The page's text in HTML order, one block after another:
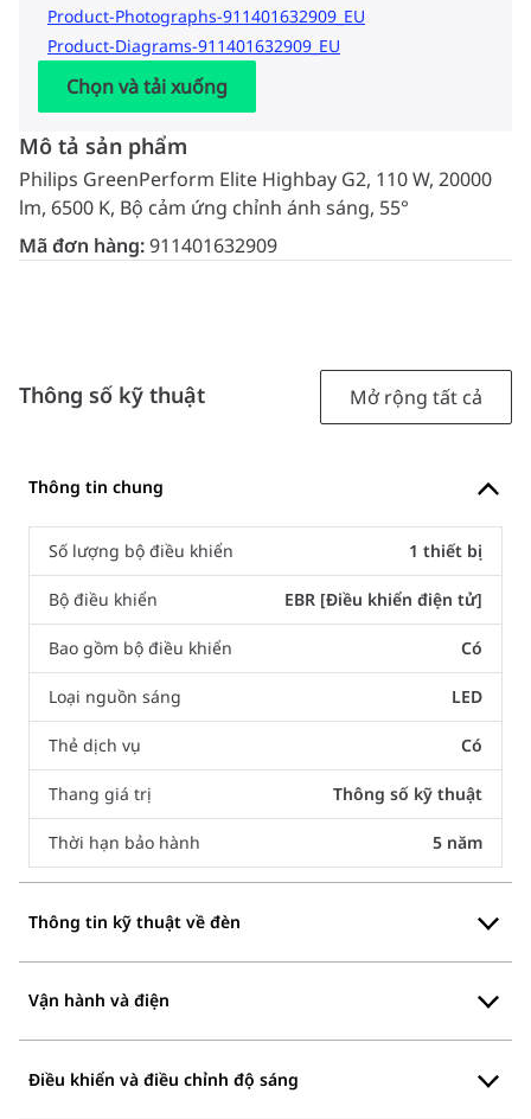
Product-Photographs-911401632909_EU
Product-Diagrams-911401632909_EU
Chọn và tải xuống
Mô tả sản phẩm
Philips GreenPerform Elite Highbay G2, 110 W, 20000
lm, 6500 K, Bộ cảm ứng chỉnh ánh sáng, 55°
Mã đơn hàng:911401632909
Thông số kỹ thuật Mở rộng tất cả
Thông tin chung
Số lượng bộ điều khiển 1 thiết bị
Bộ điều khiển EBR [Điều khiển điện tử]
Bao gồm bộ điều khiển Có
Loại nguồn sáng LED
Thẻ dịch vụ Có
Thang giá trị Thông số kỹ thuật
Thời hạn bảo hành 5 năm
Thông tin kỹ thuật về đèn
Vận hành và điện
Điều khiển và điều chỉnh độ sáng